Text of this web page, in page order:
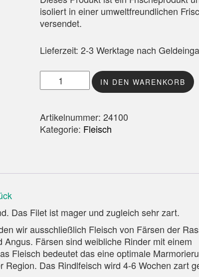
isoliert in einer umweltfreundlichen
versendet.
Lieferzeit: 2-3 Werktage nach
Rinderfilet am Stück Menge
IN DEN WARENKORB
Artikelnummer: 24100
Kategorie: Fleisch
Das Filet ist mager und zugleich sehr zart.
wir ausschließlich Fleisch von Färsen der
Färsen sind weibliche Rinder mit einem
Fleisch bedeutet das eine optimale
Das Rindlfeisch wird 4-6 Wochen zart